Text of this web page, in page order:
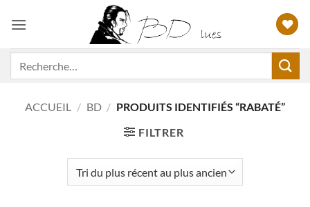
ACCUEIL / BD / PRODUITS IDENTIFIÉS “RABATÉ”
FILTRER